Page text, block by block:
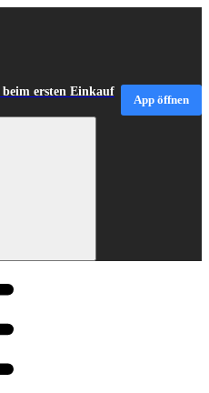
ersten Einkauf
App öffnen